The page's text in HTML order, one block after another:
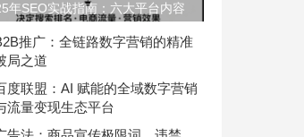
年SEO实战指南：六大平台内容
与结构规范
推广：全链路数字营销的精准
局之道
度联盟：AI 赋能的全域数字营销
流量变现生态平台